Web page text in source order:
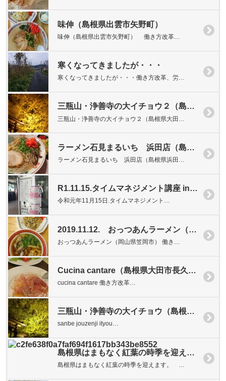
味伸（島根県出雲市矢野町）
味伸（島根県出雲市矢野町） 働き方改革…
寒くなってきましたが・・・
寒くなってきましたが・・・働き方改革、労…
三瓶山・浄善寺の大イチョウ２（島根県大田市三瓶町池田）
三瓶山・浄善寺の大イチョウ２（島根県大田…
ラーメン石見まるいち 浜田店（島根県浜田市）
ラーメン石見まるいち 浜田店（島根県浜田…
R1.11.15.タイムマネジメント講座 inあすてらす
令和元年11月15日.タイムマネジメント…
2019.11.12. おっつあんラーメン（岡山県笠岡市）
おっつあんラーメン（岡山県笠岡市） 働き…
Cucina cantare（島根県大田市長久町）
cucina cantare 働き方改革…
三瓶山・浄善寺の大イチョウ（島根県大田市三瓶町池田）
sanbe jouzenji ityou…
島根県はまもなく紅葉の時季を迎えます
島根県はまもなく紅葉の時季を迎えます。 …